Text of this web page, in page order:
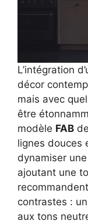
L’intégration
décor
mais avec
être
modèle FAB
lignes douces
dynamiser
ajoutant une
contrastes : un
aux tons